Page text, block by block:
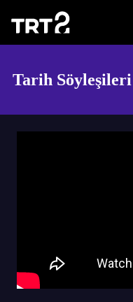
Tarih Söyleşileri